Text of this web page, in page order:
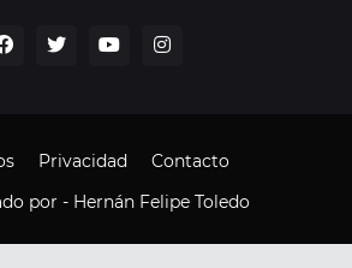
por - Hernán Felipe Toledo
Privacidad Contacto